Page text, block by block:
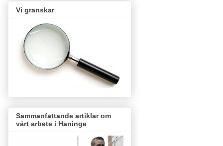
Vi granskar
Sammanfattande artiklar om
vårt arbete i Haninge